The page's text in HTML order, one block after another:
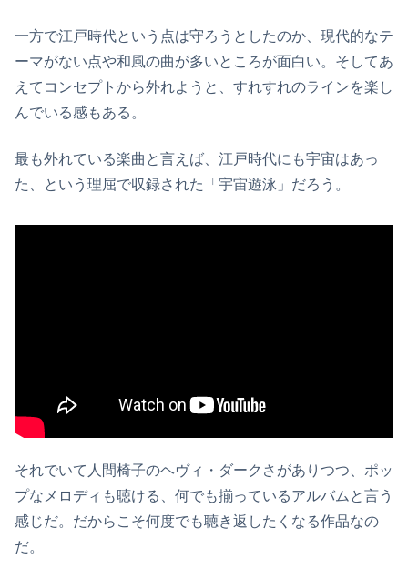
一方で江戸時代という点は守ろうとしたのか、現代的なテ
ーマがない点や和風の曲が多いところが面白い。そしてあ
えてコンセプトから外れようと、すれすれのラインを楽し
んでいる感もある。
最も外れている楽曲と言えば、江戸時代にも宇宙はあっ
た、という理屈で収録された「宇宙遊泳」だろう。
それでいて人間椅子のヘヴィ・ダークさがありつつ、ポッ
プなメロディも聴ける、何でも揃っているアルバムと言う
感じだ。だからこそ何度でも聴き返したくなる作品なの
だ。